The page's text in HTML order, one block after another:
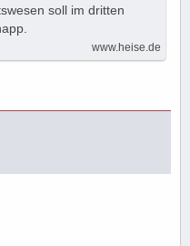
soll im dritten
www.heise.de